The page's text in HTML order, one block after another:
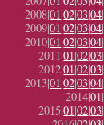
2008|01|02|03|04|
2009|01|02|03|04|
2010|01|02|03|04|
2011|01|02|03|
2012|01|02|03|
2013|01|02|03|04|
2014|01|
2015|01|02|03|